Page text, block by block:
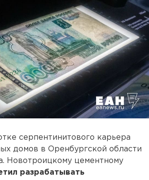
серпентинитового карьера
домов в Оренбургской области
Новотроицкому цементному
разрабатывать